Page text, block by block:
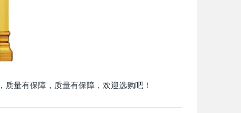
量有保障，质量有保障，欢迎选购吧！